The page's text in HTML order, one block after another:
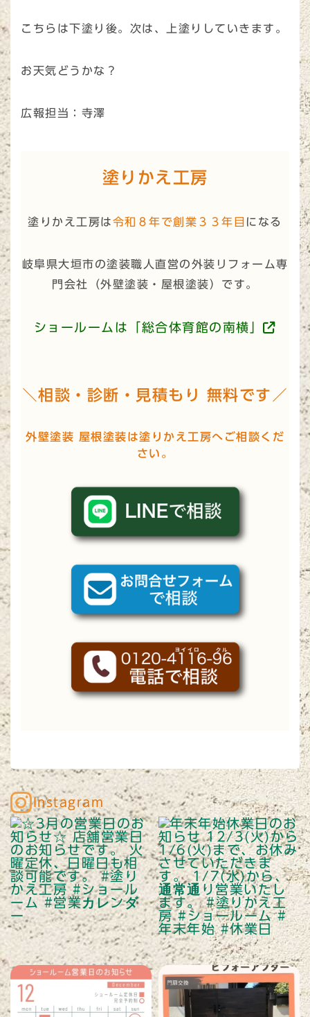
こちらは下塗り後。次は、上塗りしていきます。
お天気どうかな？
広報担当：寺澤
塗りかえ工房
塗りかえ工房は令和８年で創業３３年目 になる
岐阜県大垣市の塗装職人直営の外装リフォーム専
門会社（外壁塗装・屋根塗装）です。
ショールームは「総合体育館の南横」
＼相談・診断・見積もり 無料です／
外壁塗装 屋根塗装は塗りかえ工房へご相談くだ
さい。
Instagram